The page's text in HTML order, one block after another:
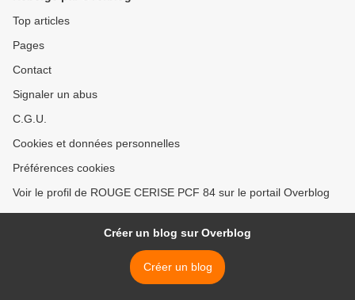
Top articles
Pages
Contact
Signaler un abus
C.G.U.
Cookies et données personnelles
Préférences cookies
Voir le profil de ROUGE CERISE PCF 84 sur le portail Overblog
Créer un blog sur Overblog
Créer un blog